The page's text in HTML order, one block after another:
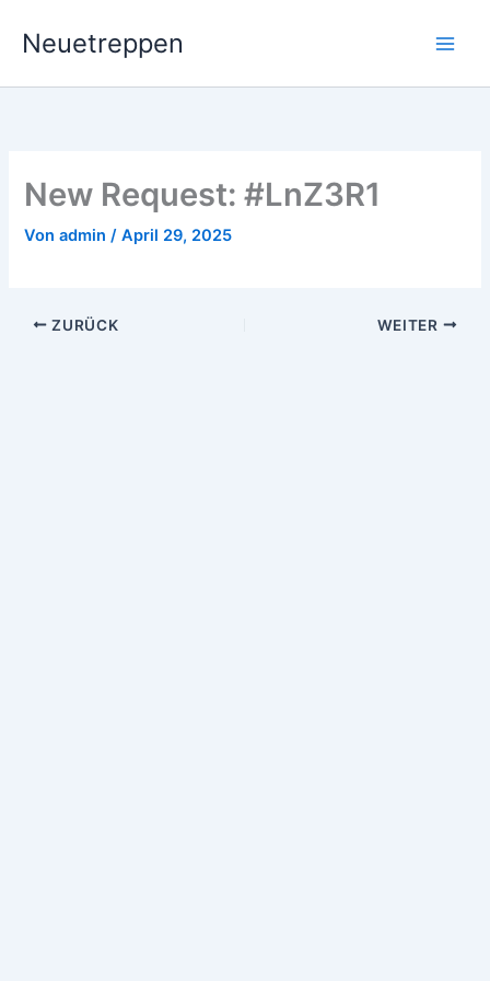
InhaltNeuetreppen
New Request: #LnZ3R1
Vonadmin/April 29, 2025
ZURÜCK WEITER